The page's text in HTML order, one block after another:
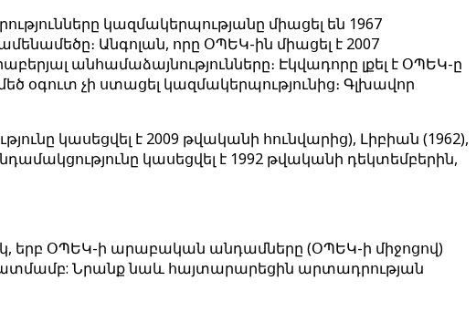
կազմակերպությանը միացել են 1967
Անգոլան, որը ՕՊԵԿ-ին միացել է 2007
անհամաձայնությունները։ Էկվադորը լքել է ՕՊԵԿ-ը
օգուտ չի ստացել կազմակերպությունից։ Գլխավոր
կասեցվել է 2009 թվականի հունվարից), Լիբիան (1962),
կասեցվել է 1992 թվականի դեկտեմբերին,
երբ ՕՊԵԿ-ի արաբական անդամները (ՕՊԵԿ-ի միջոցով)
Նրանք նաև հայտարարեցին արտադրության